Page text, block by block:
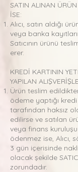
SATIN ALINAN
İSE:
Alıcı, satın aldığı
veya banka
Satıcının ürünü
erer.
KREDİ KARTININ
YAPILAN
Ürün teslim
ödeme yaptığı
tarafından haksız
edilirse ve satılan
veya finans
ödenmez ise, Alıcı,
3 gün içerisinde
olacak şekilde
zorundadır.